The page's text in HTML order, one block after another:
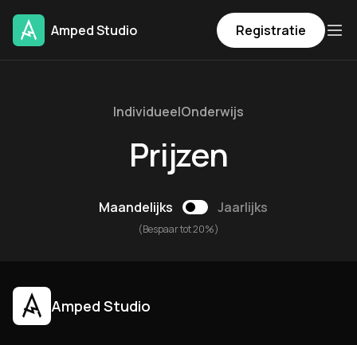
Amped Studio Registratie
IndividueelOnderwijs
Prijzen
Maandelijks Jaarlijks
(Bespaar tot 20%)
Amped Studio